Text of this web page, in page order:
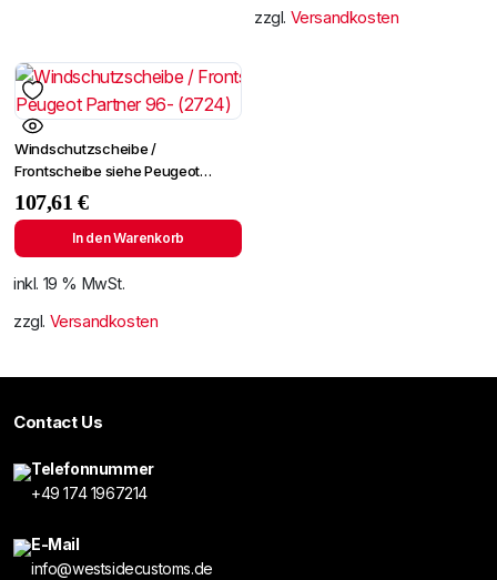
zzgl. Versandkosten
Windschutzscheibe /
Frontscheibe siehe Peugeot
Partner 96- (2724)
107,61€
In den Warenkorb
inkl. 19 % MwSt.
zzgl. Versandkosten
Contact Us
Telefonnummer
+49 174 1967214
E-Mail
info@westsidecustoms.de